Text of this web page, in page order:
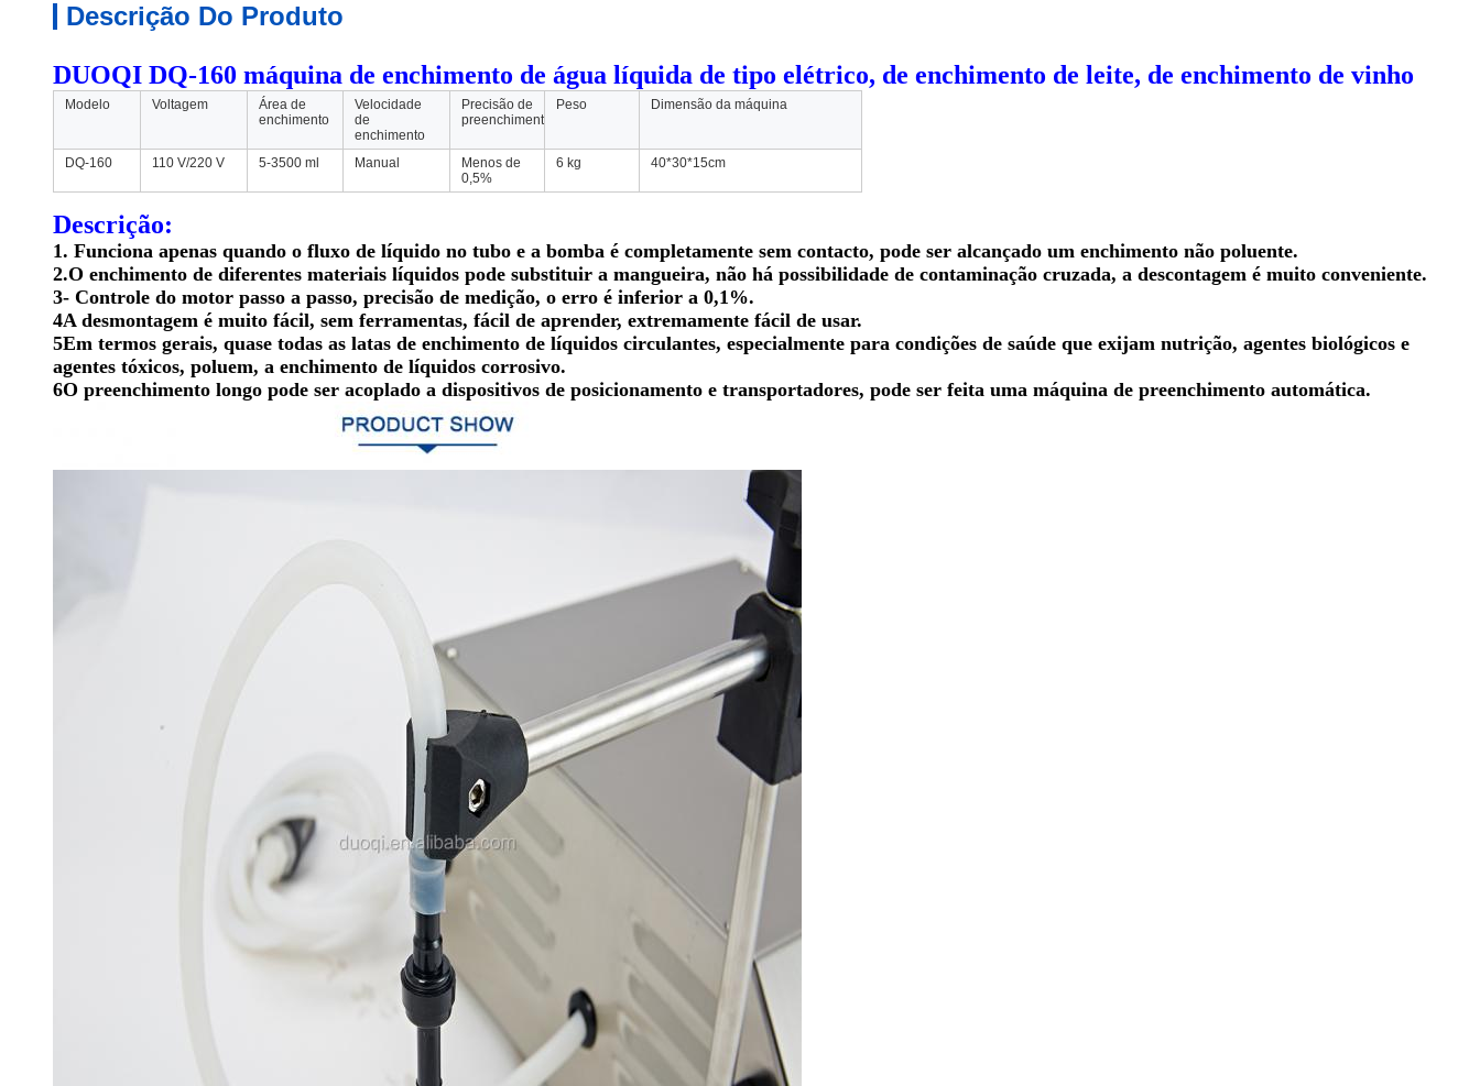
Descrição Do Produto
DUOQI DQ-160 máquina de enchimento de água líquida de tipo elétrico, de enchimento de leite, de enchimento de vinho
Modelo Voltagem
Área de
enchimento
Velocidade
de
enchimento
Precisão de
preenchimento
Peso Dimensão da máquina
DQ-160 110 V/220 V 5-3500 ml Manual
Menos de
0,5%
6 kg 40*30*15cm
Descrição:
1. Funciona apenas quando o fluxo de líquido no tubo e a bomba é completamente sem contacto, pode ser alcançado um enchimento não poluente.
2.O enchimento de diferentes materiais líquidos pode substituir a mangueira, não há possibilidade de contaminação cruzada, a descontagem é muito conveniente.
3- Controle do motor passo a passo, precisão de medição, o erro é inferior a 0,1%.
4A desmontagem é muito fácil, sem ferramentas, fácil de aprender, extremamente fácil de usar.
5Em termos gerais, quase todas as latas de enchimento de líquidos circulantes, especialmente para condições de saúde que exijam nutrição, agentes biológicos e
agentes tóxicos, poluem, a enchimento de líquidos corrosivo.
6O preenchimento longo pode ser acoplado a dispositivos de posicionamento e transportadores, pode ser feita uma máquina de preenchimento automática.